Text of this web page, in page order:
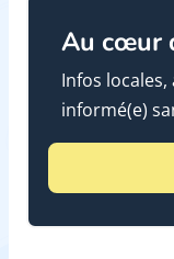
Au cœur
Infos
informé(e)